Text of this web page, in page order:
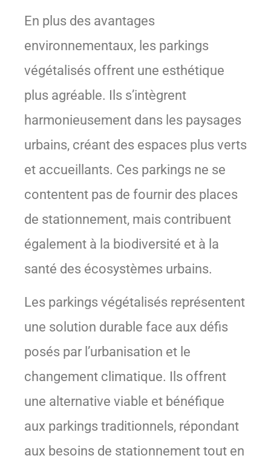
En plus des avantages
environnementaux, les parkings
végétalisés offrent une esthétique
plus agréable. Ils s’intègrent
harmonieusement dans les paysages
urbains, créant des espaces plus verts
et accueillants. Ces parkings ne se
contentent pas de fournir des places
de stationnement, mais contribuent
également à la biodiversité et à la
santé des écosystèmes urbains.
Les parkings végétalisés représentent
une solution durable face aux défis
posés par l’urbanisation et le
changement climatique. Ils offrent
une alternative viable et bénéfique
aux parkings traditionnels, répondant
aux besoins de stationnement tout en